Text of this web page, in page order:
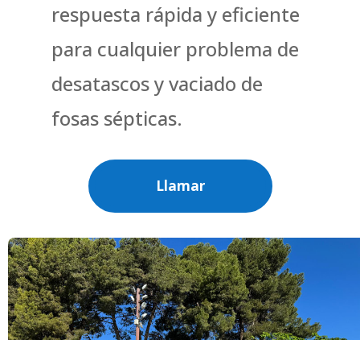
respuesta rápida y eficiente
para cualquier problema de
desatascos y vaciado de
fosas sépticas.
Llamar